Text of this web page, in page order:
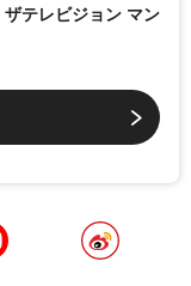
ザテレビジョン マン